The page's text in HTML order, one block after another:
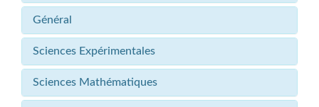
Général
Sciences Expérimentales
Sciences Mathématiques